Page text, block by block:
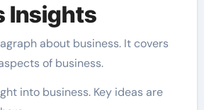
Insights
about business. It covers
of business.
into business. Key ideas are